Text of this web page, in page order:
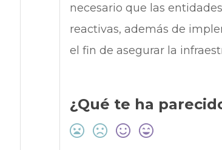
necesario que las
reactivas, además de
el fin de asegurar la
¿Qué te ha